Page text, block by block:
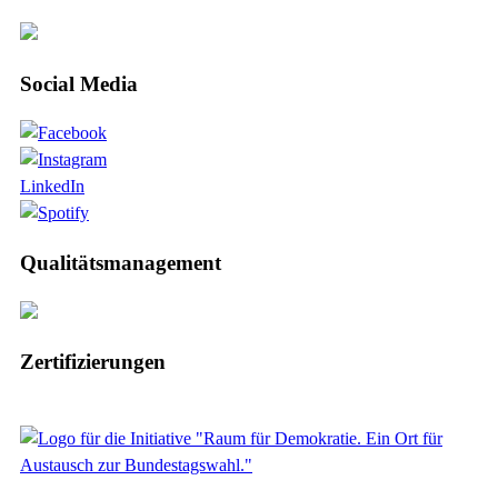
Social Media
LinkedIn
Qualitätsmanagement
Zertifizierungen